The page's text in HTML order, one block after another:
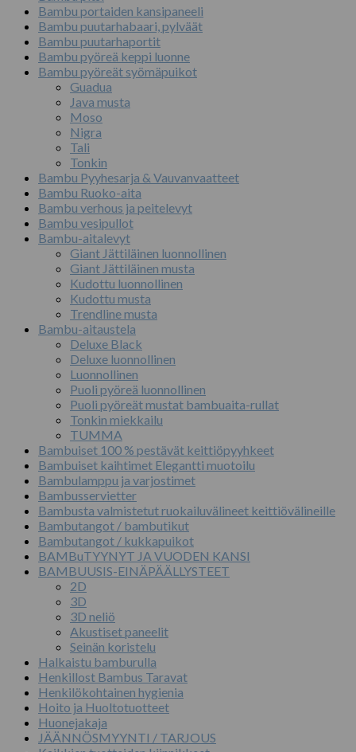
Bambu portaiden kansipaneeli
Bambu puutarhabaari, pylväät
Bambu puutarhaportit
Bambu pyöreä keppi luonne
Bambu pyöreät syömäpuikot
Guadua
Java musta
Moso
Nigra
Tali
Tonkin
Bambu Pyyhesarja & Vauvanvaatteet
Bambu Ruoko-aita
Bambu verhous ja peitelevyt
Bambu vesipullot
Bambu-aitalevyt
Giant Jättiläinen luonnollinen
Giant Jättiläinen musta
Kudottu luonnollinen
Kudottu musta
Trendline musta
Bambu-aitaustela
Deluxe Black
Deluxe luonnollinen
Luonnollinen
Puoli pyöreä luonnollinen
Puoli pyöreät mustat bambuaita-rullat
Tonkin miekkailu
TUMMA
Bambuiset 100 % pestävät keittiöpyyhkeet
Bambuiset kaihtimet Elegantti muotoilu
Bambulamppu ja varjostimet
Bambusservietter
Bambusta valmistetut ruokailuvälineet keittiövälineille
Bambutangot / bambutikut
Bambutangot / kukkapuikot
BAMBuTYYNYT JA VUODEN KANSI
BAMBUUSIS-EINÄPÄÄLLYSTEET
2D
3D
3D neliö
Akustiset paneelit
Seinän koristelu
Halkaistu bamburulla
Henkillost Bambus Taravat
Henkilökohtainen hygienia
Hoito ja Huoltotuotteet
Huonejakaja
JÄÄNNÖSMYYNTI / TARJOUS